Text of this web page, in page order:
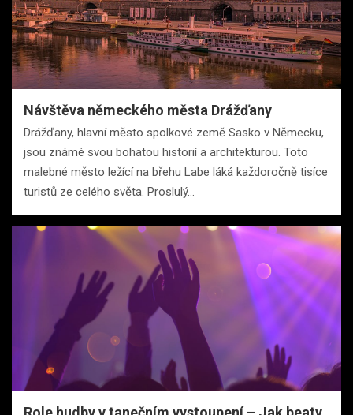
Návštěva německého města Drážďany
Drážďany, hlavní město spolkové země Sasko v Německu,
jsou známé svou bohatou historií a architekturou. Toto
malebné město ležící na břehu Labe láká každoročně tisíce
turistů ze celého světa. Proslulý…